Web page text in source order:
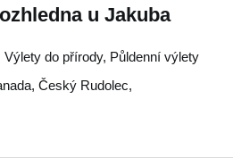
u Jakuba
do přírody, Půldenní výlety
, Český Rudolec,